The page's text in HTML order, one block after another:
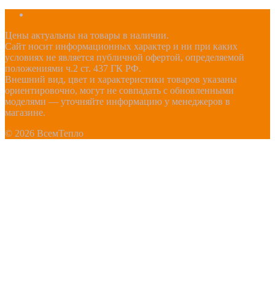
Цены актуальны на товары в наличии.
Сайт носит информационных характер и ни при каких
условиях не является публичной офертой, определяемой
положениями ч.2 ст. 437 ГК РФ.
Внешний вид, цвет и характеристики товаров указаны
ориентировочно, могут не совпадать с обновленными
моделями — уточняйте информацию у менеджеров в
магазине.
© 2026 ВсемТепло